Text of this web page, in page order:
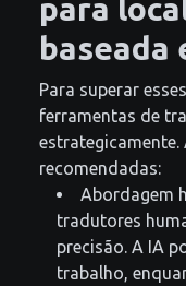
para
baseada
Para superar
ferramentas de
recomendadas:
Abordagem
tradutores
precisão. A IA
trabalho,